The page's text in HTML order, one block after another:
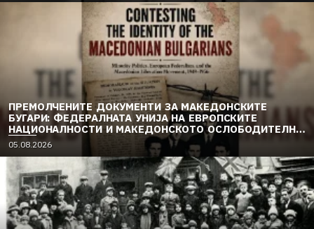
ПРЕМОЛЧЕНИТЕ ДОКУМЕНТИ ЗА МАКЕДОНСКИТЕ
БУГАРИ: ФЕДЕРАЛНАТА УНИЈА НА ЕВРОПСКИТЕ
НАЦИОНАЛНОСТИ И МАКЕДОНСКОТО ОСЛОБОДИТЕЛНО
ДВИЖЕЊЕ (1949–1956) (2)
05.08.2026